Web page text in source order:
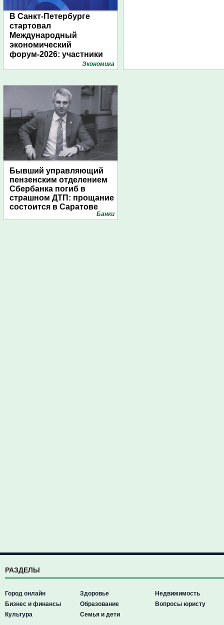
В Санкт-Петербурге
стартовал
Международный
экономический
форум-2026: участники
подготовили креативные
Экономика
Бывший управляющий
пензенским отделением
Сбербанка погиб в
страшном ДТП: прощание
состоится в Саратове
Банки
РАЗДЕЛЫ
Город онлайн
Бизнес и финансы
Культура
Здоровье
Образование
Семья и дети
Недвижимость
Вопросы юристу